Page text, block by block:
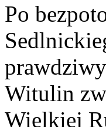
Po
Witulin
Wielkiej